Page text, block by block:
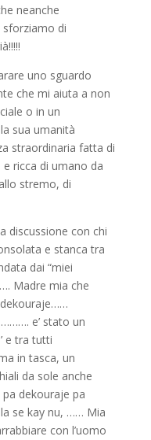
neanche
di
uno sguardo
che mi aiuta a non
o in un
sua umanità
straordinaria fatta di
ricca di umano da
stremo, di
discussione con chi
e stanca tra
dai “miei
Madre mia che
dekouraje……
e’ stato un
e tra tutti
in tasca, un
da sole anche
dekouraje pa
se kay nu, …… Mia
con l’uomo